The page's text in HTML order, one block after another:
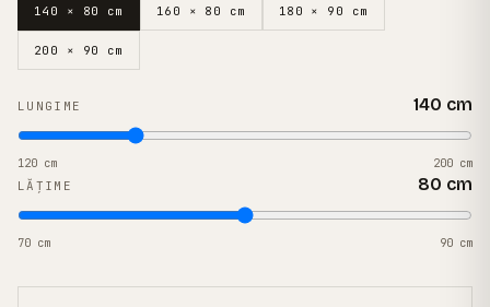
140 × 80 cm 160 × 80 cm 180 × 90 cm
200 × 90 cm
LUNGIME 140 cm
120 cm 200 cm
LĂȚIME 80 cm
70 cm 90 cm